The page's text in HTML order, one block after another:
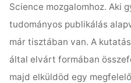
Science mozgalomhoz. Aki
tudományos publikálás
már tisztában van. A
által elvárt formában
majd elküldöd egy